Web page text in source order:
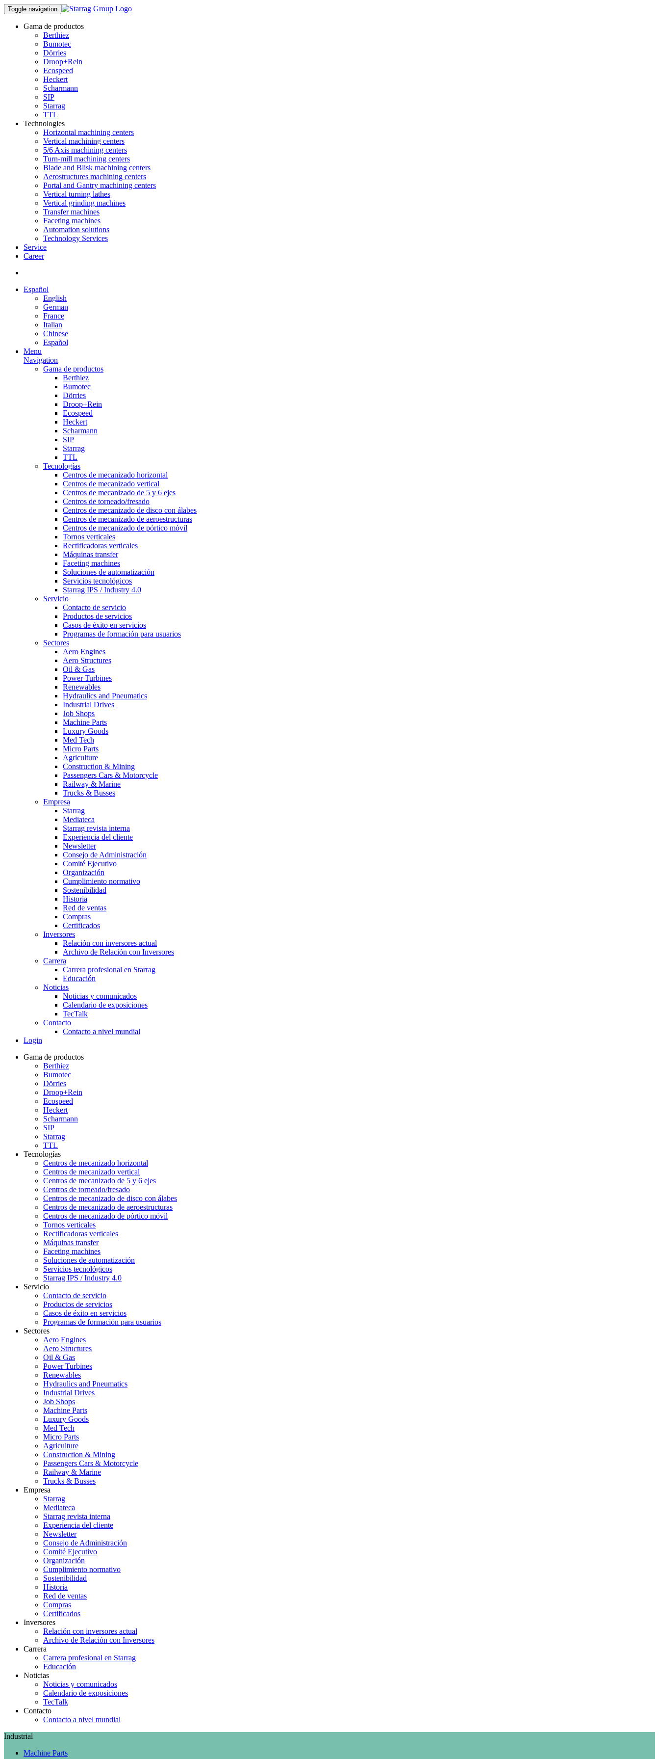
Toggle navigation
Gama de productos
Berthiez
Bumotec
Dörries
Droop+Rein
Ecospeed
Heckert
Scharmann
SIP
Starrag
TTL
Technologies
Horizontal machining centers
Vertical machining centers
5/6 Axis machining centers
Turn-mill machining centers
Blade and Blisk machining centers
Aerostructures machining centers
Portal and Gantry machining centers
Vertical turning lathes
Vertical grinding machines
Transfer machines
Faceting machines
Automation solutions
Technology Services
Service
Career
Español
English
German
France
Italian
Chinese
Español
Menu
Navigation
Gama de productos
Berthiez
Bumotec
Dörries
Droop+Rein
Ecospeed
Heckert
Scharmann
SIP
Starrag
TTL
Tecnologías
Centros de mecanizado horizontal
Centros de mecanizado vertical
Centros de mecanizado de 5 y 6 ejes
Centros de torneado/fresado
Centros de mecanizado de disco con álabes
Centros de mecanizado de aeroestructuras
Centros de mecanizado de pórtico móvil
Tornos verticales
Rectificadoras verticales
Máquinas transfer
Faceting machines
Soluciones de automatización
Servicios tecnológicos
Starrag IPS / Industry 4.0
Servicio
Contacto de servicio
Productos de servicios
Casos de éxito en servicios
Programas de formación para usuarios
Sectores
Aero Engines
Aero Structures
Oil & Gas
Power Turbines
Renewables
Hydraulics and Pneumatics
Industrial Drives
Job Shops
Machine Parts
Luxury Goods
Med Tech
Micro Parts
Agriculture
Construction & Mining
Passengers Cars & Motorcycle
Railway & Marine
Trucks & Busses
Empresa
Starrag
Mediateca
Starrag revista interna
Experiencia del cliente
Newsletter
Consejo de Administración
Comité Ejecutivo
Organización
Cumplimiento normativo
Sostenibilidad
Historia
Red de ventas
Compras
Certificados
Inversores
Relación con inversores actual
Archivo de Relación con Inversores
Carrera
Carrera profesional en Starrag
Educación
Noticias
Noticias y comunicados
Calendario de exposiciones
TecTalk
Contacto
Contacto a nivel mundial
Login
Gama de productos
Berthiez
Bumotec
Dörries
Droop+Rein
Ecospeed
Heckert
Scharmann
SIP
Starrag
TTL
Tecnologías
Centros de mecanizado horizontal
Centros de mecanizado vertical
Centros de mecanizado de 5 y 6 ejes
Centros de torneado/fresado
Centros de mecanizado de disco con álabes
Centros de mecanizado de aeroestructuras
Centros de mecanizado de pórtico móvil
Tornos verticales
Rectificadoras verticales
Máquinas transfer
Faceting machines
Soluciones de automatización
Servicios tecnológicos
Starrag IPS / Industry 4.0
Servicio
Contacto de servicio
Productos de servicios
Casos de éxito en servicios
Programas de formación para usuarios
Sectores
Aero Engines
Aero Structures
Oil & Gas
Power Turbines
Renewables
Hydraulics and Pneumatics
Industrial Drives
Job Shops
Machine Parts
Luxury Goods
Med Tech
Micro Parts
Agriculture
Construction & Mining
Passengers Cars & Motorcycle
Railway & Marine
Trucks & Busses
Empresa
Starrag
Mediateca
Starrag revista interna
Experiencia del cliente
Newsletter
Consejo de Administración
Comité Ejecutivo
Organización
Cumplimiento normativo
Sostenibilidad
Historia
Red de ventas
Compras
Certificados
Inversores
Relación con inversores actual
Archivo de Relación con Inversores
Carrera
Carrera profesional en Starrag
Educación
Noticias
Noticias y comunicados
Calendario de exposiciones
TecTalk
Contacto
Contacto a nivel mundial
Industrial
Machine Parts